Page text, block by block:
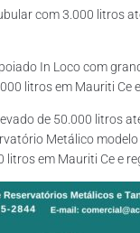
com 3.000 litros
In Loco com
litros em Mauriti Ce
de 50.000 litros
Metálico modelo
em Mauriti Ce e